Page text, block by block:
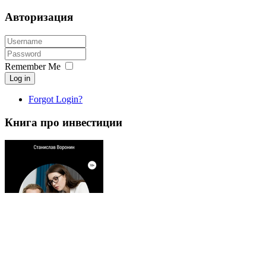
Авторизация
Remember Me
Log in
Forgot Login?
Книга про инвестиции